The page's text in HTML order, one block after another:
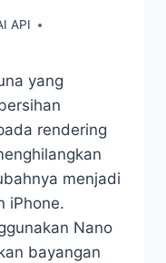
API
yang
rendering
menjadi
iPhone.
Nano
bayangan